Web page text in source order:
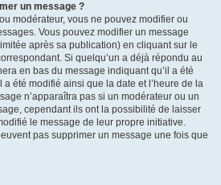
un message ?
modérateur, vous ne pouvez modifier ou
Vous pouvez modifier un message
après sa publication) en cliquant sur le
Si quelqu’un a déjà répondu au
en bas du message indiquant qu’il a été
a été modifié ainsi que la date et l’heure de la
n’apparaîtra pas si un modérateur ou un
cependant ils ont la possibilité de laisser
le message de leur propre initiative.
pas supprimer un message une fois que